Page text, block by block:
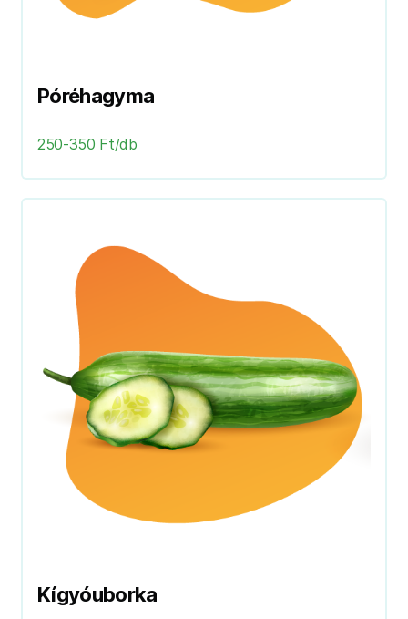
Póréhagyma
250-350 Ft/db
Kígyóuborka